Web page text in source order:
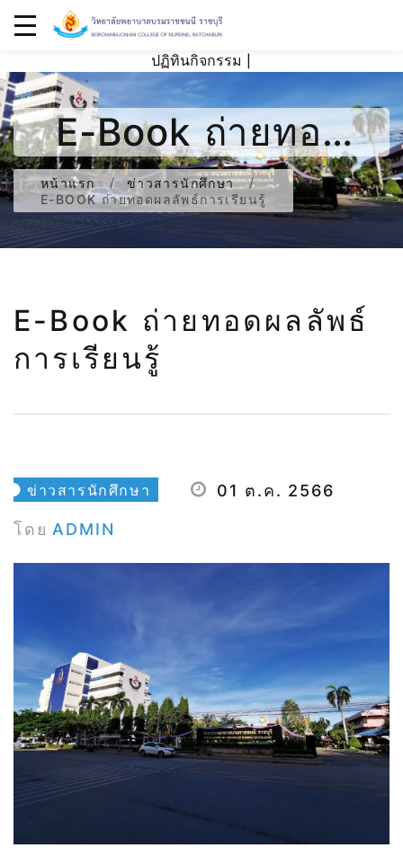
ปฏิทินกิจกรรม
E-Book ถ่ายทอด
ผลลัพธ์การเรียนรู้
หน้าแรก
ข่าวสารนักศึกษา
E-BOOK ถ่ายทอดผลลัพธ์การเรียนรู้
E-Book ถ่ายทอดผลลัพธ์
การเรียนรู้
ข่าวสารนักศึกษา 01 ต.ค. 2566
โดย ADMIN